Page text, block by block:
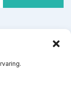
24